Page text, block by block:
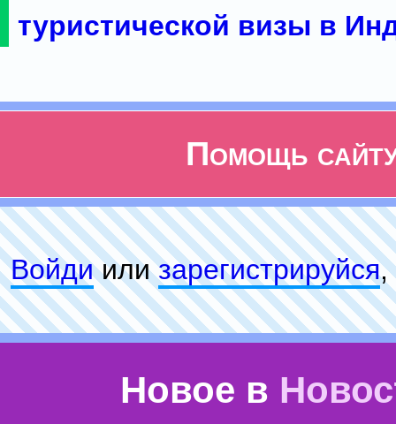
туристической визы в
Помощь
Войдиилизарeгиcтpируйся,
Новое в